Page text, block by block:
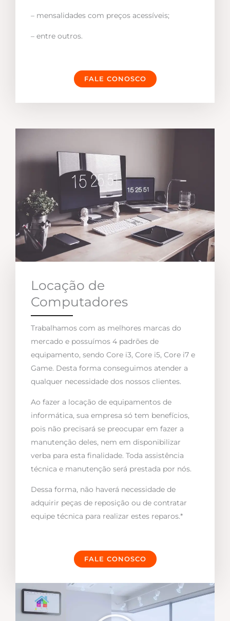
– mensalidades com preços acessíveis;
– entre outros.
FALE CONOSCO
Locação de
Computadores
Trabalhamos com as melhores marcas do
mercado e possuímos 4 padrões de
equipamento, sendo Core i3, Core i5, Core i7 e
Game. Desta forma conseguimos atender a
qualquer necessidade dos nossos clientes.
Ao fazer a locação de equipamentos de
informática, sua empresa só tem benefícios,
pois não precisará se preocupar em fazer a
manutenção deles, nem em disponibilizar
verba para esta finalidade. Toda assistência
técnica e manutenção será prestada por nós.
Dessa forma, não haverá necessidade de
adquirir peças de reposição ou de contratar
equipe técnica para realizar estes reparos.*
FALE CONOSCO